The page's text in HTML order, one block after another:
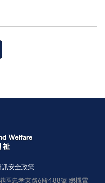
訊安全政策
區忠孝東路6段488號 總機電